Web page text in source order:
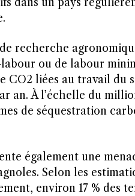
recherche
ou de labour
CO2 liées au travail du
an. À l’échelle du
de séquestration
également une
Selon les
environ 17 % des